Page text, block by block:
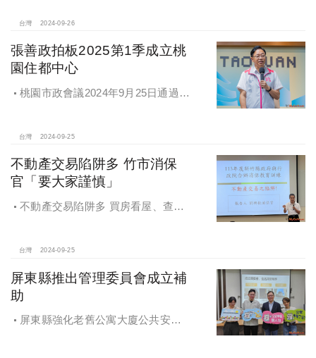
台灣 2024-09-26
張善政拍板2025第1季成立桃
園住都中心
桃園市政會議2024年9月25日通過
住都中心
台灣 2024-09-25
不動產交易陷阱多 竹市消保
官「要大家謹慎」
不動產交易陷阱多 買房看屋、查
台灣 2024-09-25
屏東縣推出管理委員會成立補
助
屏東縣強化老舊公寓大廈公共安全